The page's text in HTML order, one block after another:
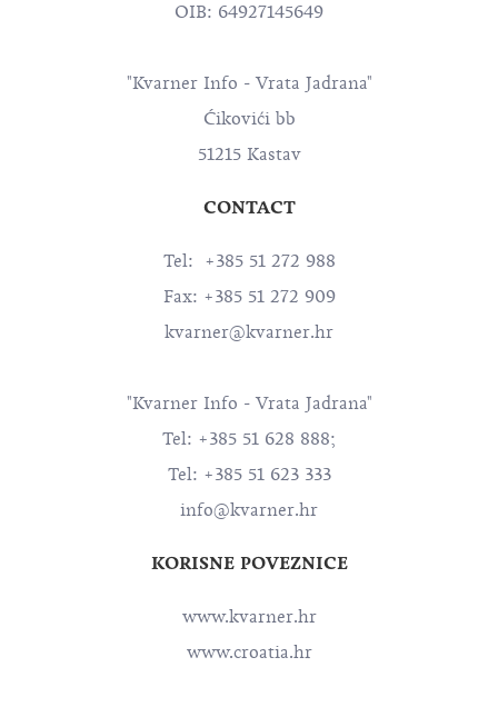
OIB: 64927145649
"Kvarner Info - Vrata Jadrana"
Ćikovići bb
51215 Kastav
CONTACT
Tel: +385 51 272 988
Fax: +385 51 272 909
kvarner@kvarner.hr
"Kvarner Info - Vrata Jadrana"
Tel: +385 51 628 888;
Tel: +385 51 623 333
info@kvarner.hr
KORISNE POVEZNICE
www.kvarner.hr
www.croatia.hr